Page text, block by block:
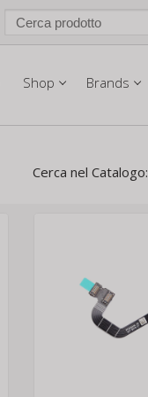
Shop Brands
Cerca nel Catalogo: